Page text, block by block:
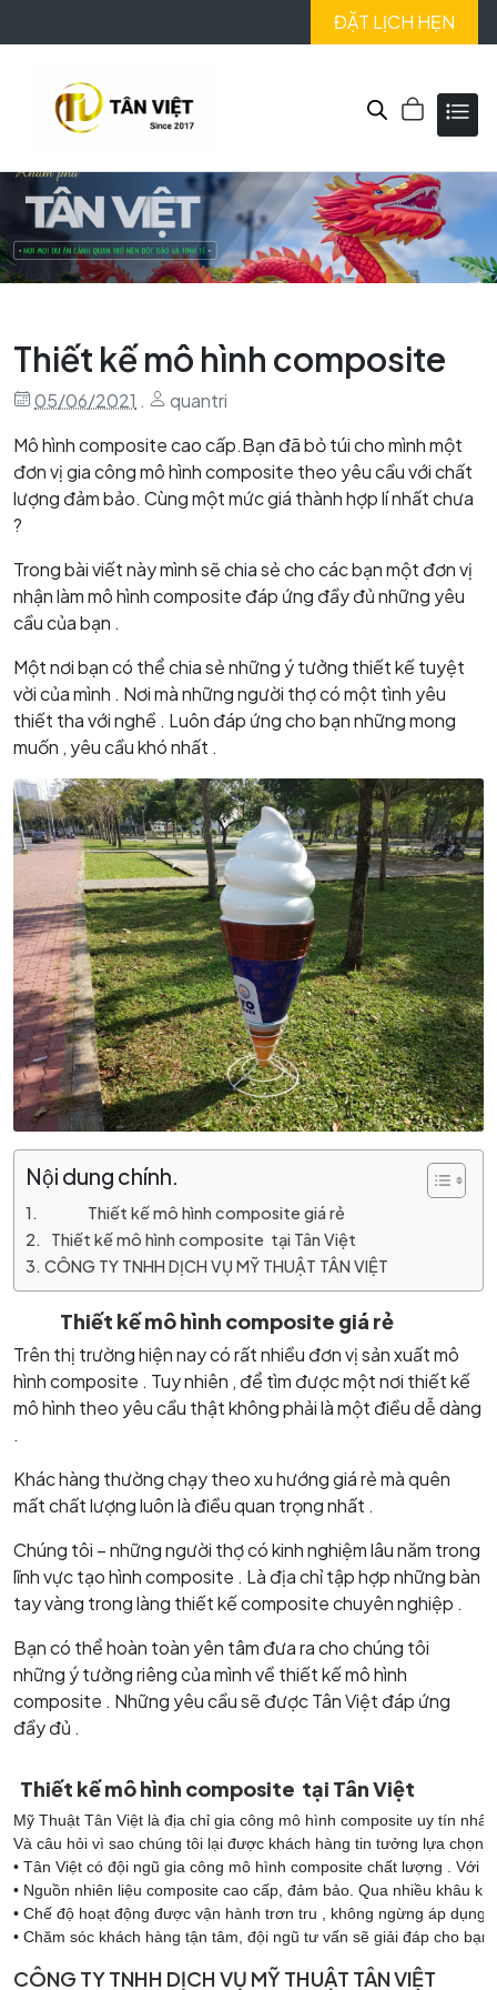
ĐẶT LỊCH HẸN
Thiết kế mô hình composite
05/06/2021 .
quantri
Mô hình composite cao cấp.Bạn đã bỏ túi cho mình một
đơn vị gia công mô hình composite theo yêu cầu với chất
lượng đảm bảo. Cùng một mức giá thành hợp lí nhất chưa
?
Trong bài viết này mình sẽ chia sẻ cho các bạn một đơn vị
nhận làm mô hình composite đáp ứng đầy đủ những yêu
cầu của bạn .
Một nơi bạn có thể chia sẻ những ý tưởng thiết kế tuyệt
vời của mình . Nơi mà những người thợ có một tình yêu
thiết tha với nghề . Luôn đáp ứng cho bạn những mong
muốn , yêu cầu khó nhất .
Nội dung chính.
Thiết kế mô hình composite giá rẻ
Thiết kế mô hình composite tại Tân Việt
CÔNG TY TNHH DỊCH VỤ MỸ THUẬT TÂN VIỆT
Thiết kế mô hình composite giá rẻ
Trên thị trường hiện nay có rất nhiều đơn vị sản xuất mô
hình composite . Tuy nhiên , để tìm được một nơi thiết kế
mô hình theo yêu cầu thật không phải là một điều dễ dàng
.
Khác hàng thường chạy theo xu hướng giá rẻ mà quên
mất chất lượng luôn là điều quan trọng nhất .
Chúng tôi – những người thợ có kinh nghiệm lâu năm trong
lĩnh vực tạo hình composite . Là địa chỉ tập hợp những bàn
tay vàng trong làng thiết kế composite chuyên nghiệp .
Bạn có thể hoàn toàn yên tâm đưa ra cho chúng tôi
những ý tưởng riêng của mình về thiết kế mô hình
composite . Những yêu cầu sẽ được Tân Việt đáp ứng
đầy đủ .
Thiết kế mô hình composite tại Tân Việt
Mỹ Thuật Tân Việt là địa chỉ gia công mô hình composite uy tín
Và câu hỏi vì sao chúng tôi lại được khách hàng tin tưởng lựa chọn
• Tân Việt có đội ngũ gia công mô hình composite chất lượng . Với
• Nguồn nhiên liệu composite cao cấp, đảm bảo. Qua nhiều khâu
• Chế độ hoạt động được vận hành trơn tru , không ngừng áp
• Chăm sóc khách hàng tận tâm, đội ngũ tư vấn sẽ giải đáp cho
CÔNG TY TNHH DỊCH VỤ MỸ THUẬT TÂN VIỆT